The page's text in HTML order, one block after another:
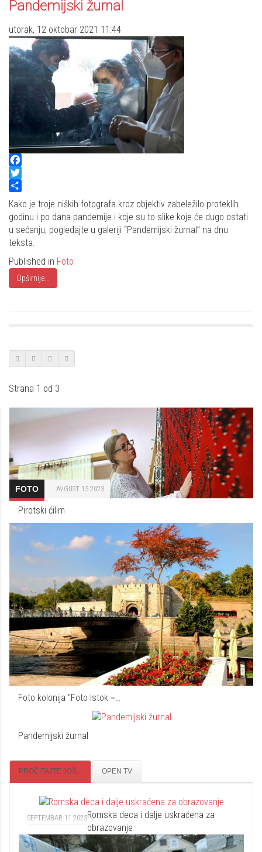
Pandemijski žurnal
utorak, 12 oktobar 2021 11:44
Facebook
Twitter
Share
Kako je troje niških fotografa kroz objektiv zabeležilo proteklih
godinu i po dana pandemije i koje su to slike koje će dugo ostati
u sećanju, pogledajte u galeriji “Pandemijski žurnal” na dnu
teksta.
Published in Foto
Opširnije...
Strana 1 od 3
FOTO AVGUST 15 2023
Pirotski ćilim
Foto kolonija "Foto Istok =…
Pandemijski žurnal
PROČITAJTE JOŠ... OPEN TV
SEPTEMBAR 11 2023Romska deca i dalje uskraćena za
obrazovanje